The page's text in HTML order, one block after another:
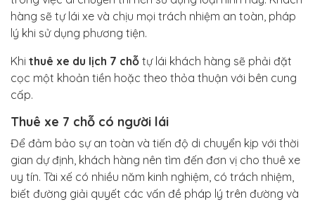
hàng sẽ tự lái xe và chịu mọi trách nhiệm an toàn, pháp
lý khi sử dụng phương tiện.
Khi thuê xe du lịch 7 chỗ tự lái khách hàng sẽ phải đặt
cọc một khoản tiền hoặc theo thỏa thuận với bên cung
cấp.
Thuê xe 7 chỗ có người lái
Để đảm bảo sự an toàn và tiến độ di chuyển kịp với thời
gian dự định, khách hàng nên tìm đến đơn vị cho thuê xe
uy tín. Tài xế có nhiều năm kinh nghiệm, có trách nhiệm,
biết đường giải quyết các vấn đề pháp lý trên đường và